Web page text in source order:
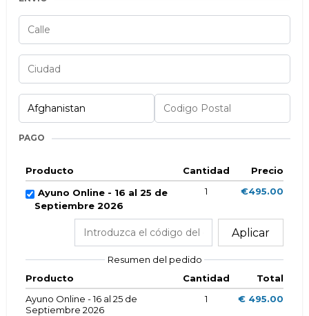
PAGO
Producto Cantidad
Precio
Ayuno Online - 16 al 25 de
Septiembre 2026
1 €495.00
Aplicar
Resumen del pedido
Producto
Cantidad
Total
Ayuno Online - 16 al 25 de
Septiembre 2026
1 € 495.00